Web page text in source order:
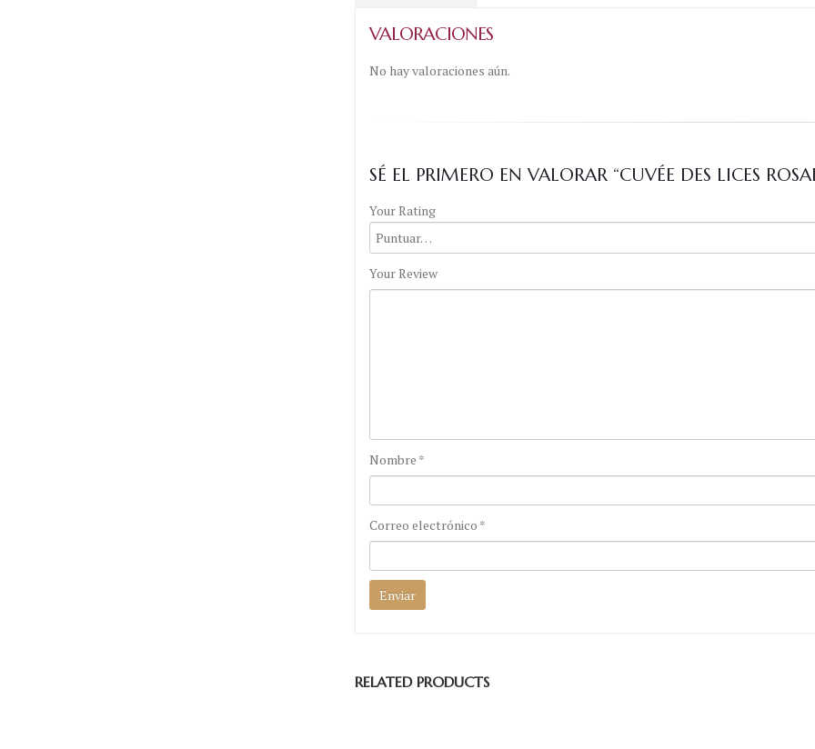
VALORACIONES
No hay valoraciones aún.
SÉ EL PRIMERO EN VALORAR “CUVÉE DES LICES
Your Rating
Your Review
Nombre *
Correo electrónico *
RELATED PRODUCTS